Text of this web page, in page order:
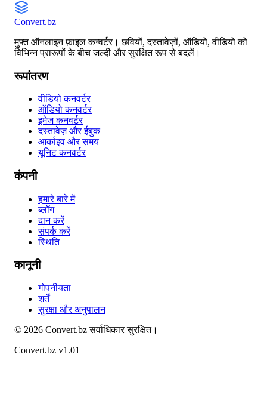
Convert.bz
मुफ्त ऑनलाइन फ़ाइल कन्वर्टर। छवियों, दस्तावेज़ों, ऑडियो, वीडियो को
विभिन्न प्रारूपों के बीच जल्दी और सुरक्षित रूप से बदलें।
रूपांतरण
वीडियो कनवर्टर
ऑडियो कनवर्टर
इमेज कनवर्टर
दस्तावेज़ और ईबुक
आर्काइव और समय
यूनिट कनवर्टर
कंपनी
हमारे बारे में
ब्लॉग
दान करें
संपर्क करें
स्थिति
कानूनी
गोपनीयता
शर्तें
सुरक्षा और अनुपालन
© 2026 Convert.bzसर्वाधिकार सुरक्षित।
Convert.bz v1.01